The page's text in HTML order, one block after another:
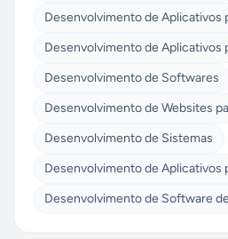
Desenvolvimento de Aplicativos
Desenvolvimento de Aplicativos
Desenvolvimento de Softwares
Desenvolvimento de Websites
Desenvolvimento de Sistemas
Desenvolvimento de Aplicativos
Desenvolvimento de Software